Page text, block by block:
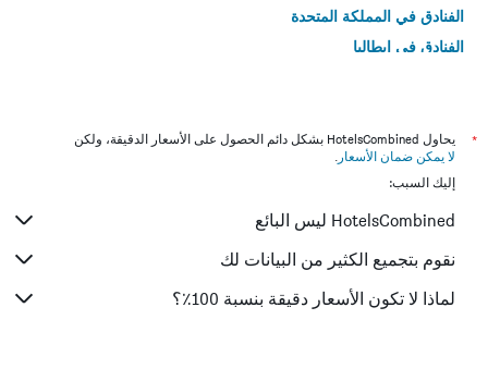
الفنادق في المملكة المتحدة
الفنادق في إيطاليا
*
يحاول HotelsCombined بشكل دائم الحصول على الأسعار الدقيقة، ولكن
لا يمكن ضمان الأسعار .
إليك السبب:
HotelsCombined ليس البائع
نقوم بتجميع الكثير من البيانات لك
لماذا لا تكون الأسعار دقيقة بنسبة 100٪؟